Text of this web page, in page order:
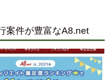
案件が豊富なA8.net